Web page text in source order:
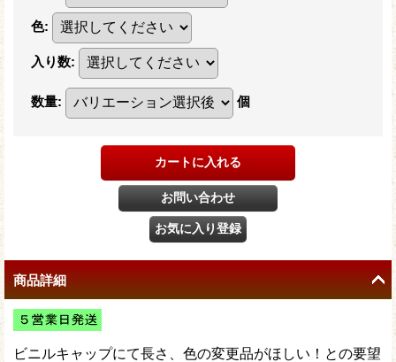
色:
入り数:
数量: 個
商品詳細
ビニルキャップにて長さ、色の変更品がほしい！との要望